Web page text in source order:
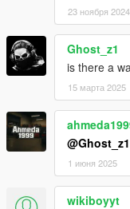
23 ноября 2024
Ghost_z1
is there a
15 марта 2025
@Ghost_z1
1 июня 2025
wikiboyyt